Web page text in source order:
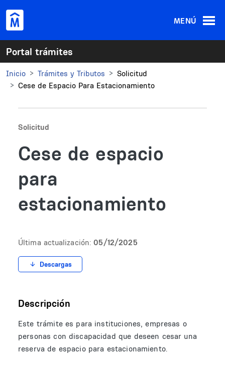
MENÚ
Portal trámites
Inicio Trámites y Tributos
Solicitud
Cese de Espacio Para Estacionamiento
Solicitud
Cese de espacio
para
estacionamiento
Última actualización: 05/12/2025
Descargas
Descripción
Este trámite es para instituciones, empresas o
personas con discapacidad que deseen cesar una
reserva de espacio para estacionamiento.